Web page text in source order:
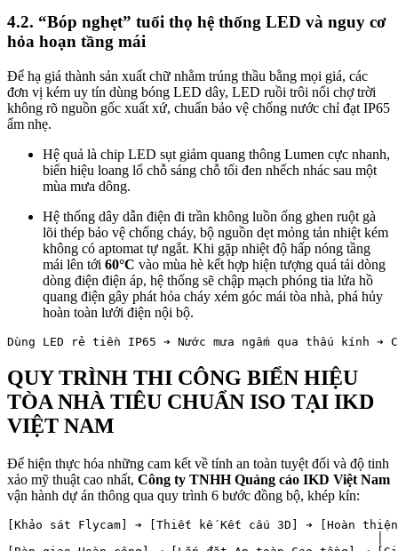
4.2. “Bóp nghẹt” tuổi thọ hệ thống LED và nguy cơ
hỏa hoạn tầng mái
Để hạ giá thành sản xuất chữ nhằm trúng thầu bằng mọi giá, các
đơn vị kém uy tín dùng bóng LED dây, LED ruồi trôi nổi chợ trời
không rõ nguồn gốc xuất xứ, chuẩn bảo vệ chống nước chỉ đạt IP65
ẩm nhẹ.
Hệ quả là chip LED sụt giảm quang thông Lumen cực nhanh,
biển hiệu loang lổ chỗ sáng chỗ tối đen nhếch nhác sau một
mùa mưa dông.
Hệ thống dây dẫn điện đi trần không luồn ống ghen ruột gà
lõi thép bảo vệ chống cháy, bộ nguồn dẹt mỏng tản nhiệt kém
không có aptomat tự ngắt. Khi gặp nhiệt độ hấp nóng tầng
mái lên tới 60°C vào mùa hè kết hợp hiện tượng quá tải dòng
dòng điện điện áp, hệ thống sẽ chập mạch phóng tia lửa hồ
quang điện gây phát hỏa cháy xém góc mái tòa nhà, phá hủy
hoàn toàn lưới điện nội bộ.
QUY TRÌNH THI CÔNG BIỂN HIỆU
TÒA NHÀ TIÊU CHUẨN ISO TẠI IKD
VIỆT NAM
Để hiện thực hóa những cam kết về tính an toàn tuyệt đối và độ tinh
xảo mỹ thuật cao nhất, Công ty TNHH Quảng cáo IKD Việt Nam
vận hành dự án thông qua quy trình 6 bước đồng bộ, khép kín:
[Khảo sát Flycam] ➔ [Thiết kế Kết cấu 3D] ➔ [Hoàn